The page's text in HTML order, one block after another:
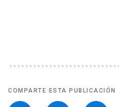
COMPARTE ESTA PUBLICACIÓN